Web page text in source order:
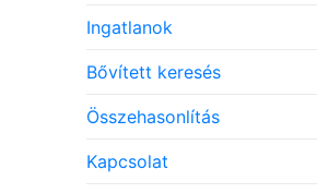
Ingatlanok
Bővített keresés
Összehasonlítás
Kapcsolat